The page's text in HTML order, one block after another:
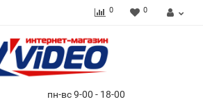
0 0
пн-вс 9-00 - 18-00